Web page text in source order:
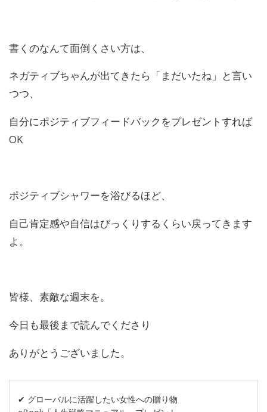
書くのなんて面倒くさい方は、
ネガティブちゃんが出てきたら「まだいたね」と言い
つつ、
自分にポジティブフィードバックをプレゼントすれば
OK
ポジティブシャワーを浴びるほど、
自己肯定感や自信はびっくりするくらい戻ってきます
よ。
皆様、素敵な週末を。
今日も最後まで読んでくださり
ありがとうございました。
✔︎ グローバルに活躍したい女性への贈り物